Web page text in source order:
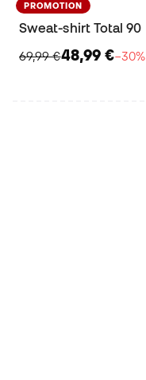
PROMOTION
Sweat-shirt Total 90
69,99 €48,99 €−30%